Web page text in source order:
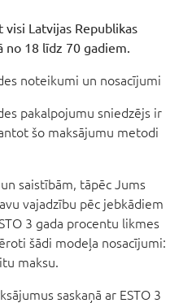
visi Latvijas Republikas
no 18 līdz 70 gadiem.
noteikumi un nosacījumi
pakalpojumu sniedzējs ir
šo maksājumu metodi
saistībām, tāpēc Jums
vajadzību pēc jebkādiem
3 gada procentu likmes
šādi modeļa nosacījumi:
maksu.
saskaņā ar ESTO 3